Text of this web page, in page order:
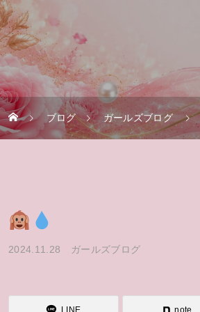
ブログ ガールズブログ
2024.11.28 ガールズブログ
LINE note